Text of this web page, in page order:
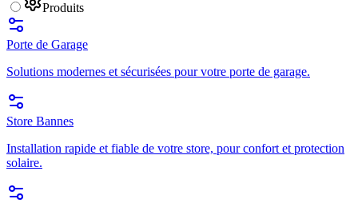
Produits
Porte de Garage
Solutions modernes et sécurisées pour votre porte de garage.
Store Bannes
Installation rapide et fiable de votre store, pour confort et protection
solaire.